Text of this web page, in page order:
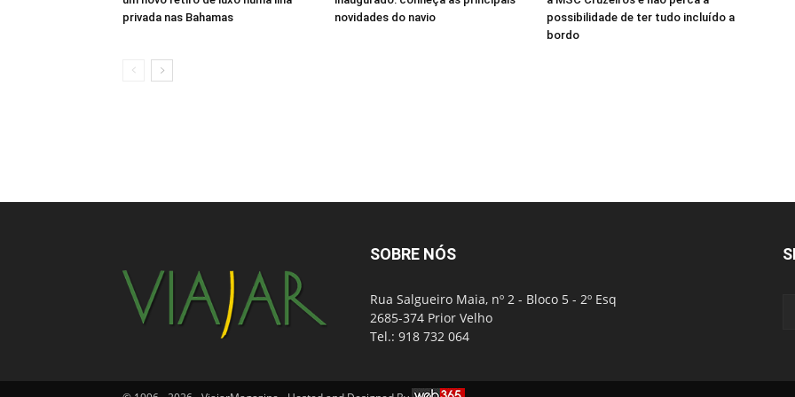
privada nas Bahamas
novidades do navio
possibilidade de ter tudo incluído a
bordo
SOBRE NÓS
Rua Salgueiro Maia, nº 2 - Bloco 5 - 2º Esq
2685-374 Prior Velho
Tel.: 918 732 064